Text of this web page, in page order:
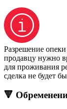
Разрешение
продавцу нужно
для проживания
сделка не будет
🔻